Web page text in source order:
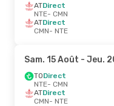
ATDirect
NTE- CMN
ATDirect
CMN- NTE
Sam. 15 Août - Jeu.
TODirect
NTE- CMN
ATDirect
CMN- NTE